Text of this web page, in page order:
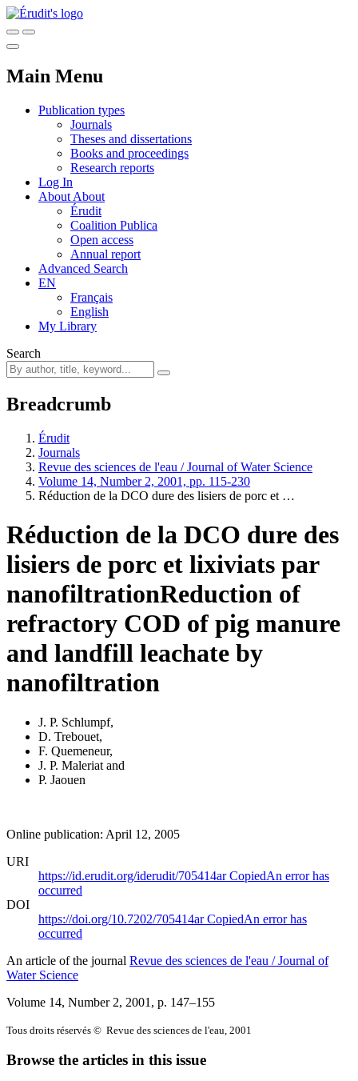
Main Menu
Publication types
Journals
Theses and dissertations
Books and proceedings
Research reports
Log In
About About
Érudit
Coalition Publica
Open access
Annual report
Advanced Search
EN
Français
English
My Library
Search
Breadcrumb
Érudit
Journals
Revue des sciences de l'eau / Journal of Water Science
Volume 14, Number 2, 2001, pp. 115-230
Réduction de la DCO dure des lisiers de porc et …
Réduction de la DCO dure des
lisiers de porc et lixiviats par
nanofiltrationReduction of
refractory COD of pig manure
and landfill leachate by
nanofiltration
J. P. Schlumpf,
D. Trebouet,
F. Quemeneur,
J. P. Maleriat and
P. Jaouen
Online publication: April 12, 2005
URI
https://id.erudit.org/iderudit/705414arCopiedAn error has
occurred
DOI
https://doi.org/10.7202/705414arCopiedAn error has
occurred
An article of the journal Revue des sciences de l'eau / Journal of
Water Science
Volume 14, Number 2, 2001 , p. 147–155
Tous droits réservés © Revue des sciences de l'eau, 2001
Browse the articles in this issue